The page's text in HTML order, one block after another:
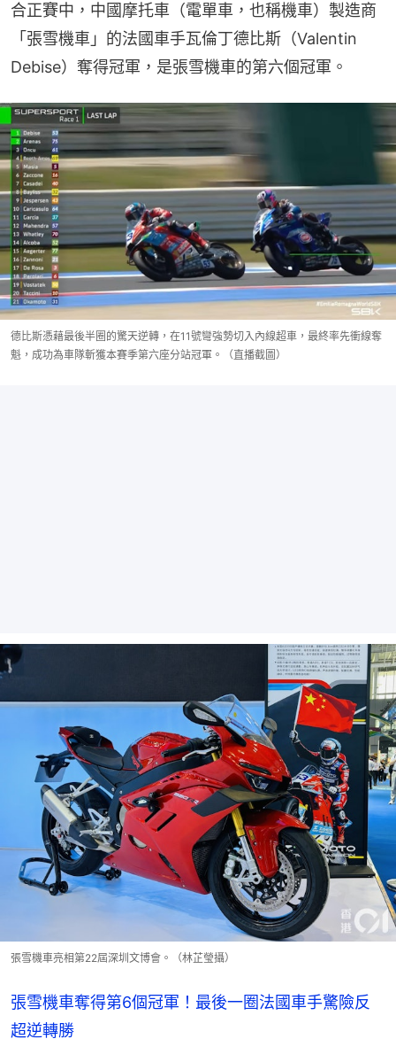
合正賽中，中國摩托車（電單車，也稱機車）製造商
「張雪機車」的法國車手瓦倫丁德比斯（Valentin
Debise）奪得冠軍，是張雪機車的第六個冠軍。
德比斯憑藉最後半圈的驚天逆轉，在11號彎強勢切入內線超車，最終率先衝線奪
魁，成功為車隊斬獲本賽季第六座分站冠軍。（直播截圖）
張雪機車亮相第22屆深圳文博會。（林芷瑩攝）
張雪機車奪得第6個冠軍！最後一圈法國車手驚險反
超逆轉勝